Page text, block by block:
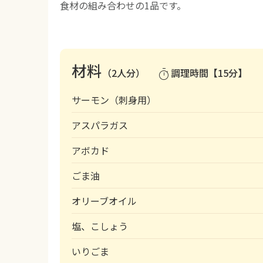
食材の組み合わせの1品です。
材料 （2人分） timer調理時間【15分】
サーモン（刺身用）
アスパラガス
アボカド
ごま油
オリーブオイル
塩、こしょう
いりごま